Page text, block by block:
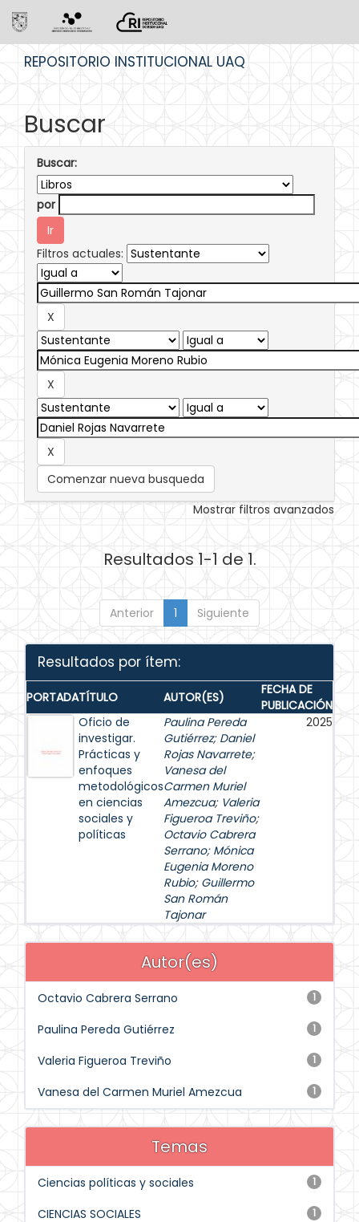
REPOSITORIO INSTITUCIONAL UAQ
Buscar
Buscar:
por
Filtros actuales:
Comenzar nueva busqueda
Mostrar filtros avanzados
Resultados 1-1 de 1.
Anterior 1 Siguiente
Resultados por ítem:
PORTADATÍTULO AUTOR(ES)
FECHA DE
PUBLICACIÓN
Oficio de
investigar.
Prácticas y
enfoques
metodológicos
en ciencias
sociales y
políticas
Paulina Pereda
Gutiérrez; Daniel
Rojas Navarrete;
Vanesa del
Carmen Muriel
Amezcua; Valeria
Figueroa Treviño;
Octavio Cabrera
Serrano; Mónica
Eugenia Moreno
Rubio; Guillermo
San Román
Tajonar
2025
Autor(es)
1
Octavio Cabrera Serrano
1
Paulina Pereda Gutiérrez
1
Valeria Figueroa Treviño
1
Vanesa del Carmen Muriel Amezcua
Temas
1
Ciencias políticas y sociales
1
CIENCIAS SOCIALES